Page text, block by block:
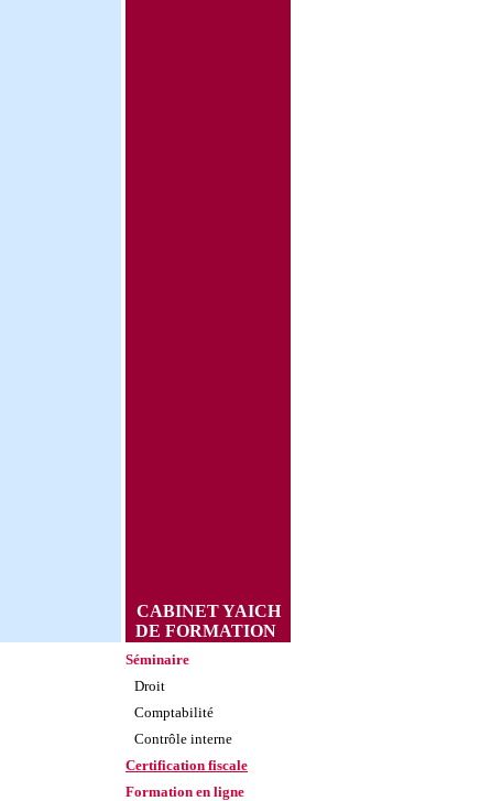
CABINET YAICH
DE FORMATION
Séminaire
Droit
Comptabilité
Contrôle interne
Certification fiscale
Formation en ligne